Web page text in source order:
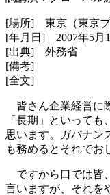
[場所] 東京（東京プ
[年月日] 2007年5月
[出典] 外務省
[備考]
[全文]
皆さん企業経営に
「長期」といって
思います。ガバナン
も務めるとそれでお
ですから口では皆
言いますが、それを